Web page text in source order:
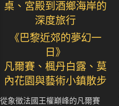
桌、宮殿到酒鄉海岸的
深度旅行
《巴黎近郊的夢幻一
日》
凡爾賽、楓丹白露、莫
內花園與藝術小鎮散步
從象徵法國王權巔峰的凡爾賽